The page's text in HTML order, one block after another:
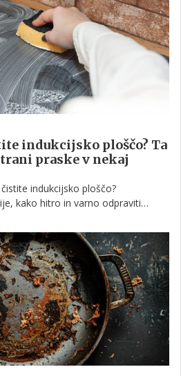
indukcijsko ploščo? Ta
praske v nekaj
indukcijsko ploščo?
kako hitro in varno odpraviti